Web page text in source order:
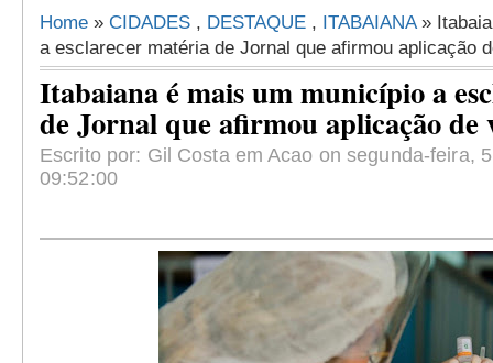
Home » CIDADES , DESTAQUE , ITABAIANA»
a esclarecer matéria de Jornal que afirmou aplicação
Itabaiana é mais um município a
de Jornal que afirmou aplicação de
Escrito por: Gil Costa em Acao on segunda-feira,
09:52:00